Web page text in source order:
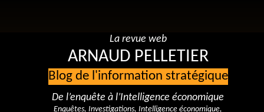
La revue web
ARNAUD PELLETIER
Blog de l'information stratégique
De l’enquête à l’Intelligence économique
Enquêtes, Investigations, Intelligence économique,